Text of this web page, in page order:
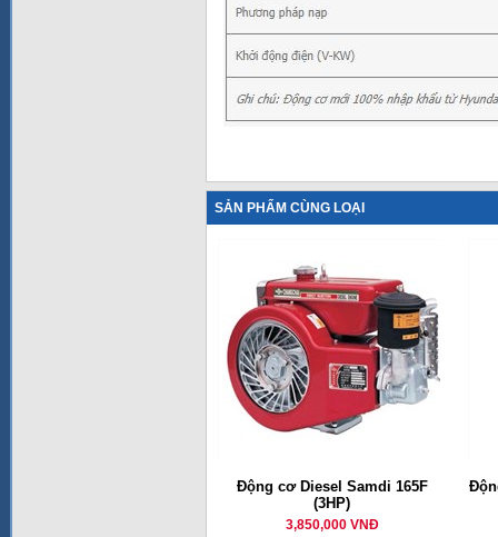
SẢN PHẨM CÙNG LOẠI
Động cơ Diesel Samdi 165F
(3HP)
3,850,000 VNĐ